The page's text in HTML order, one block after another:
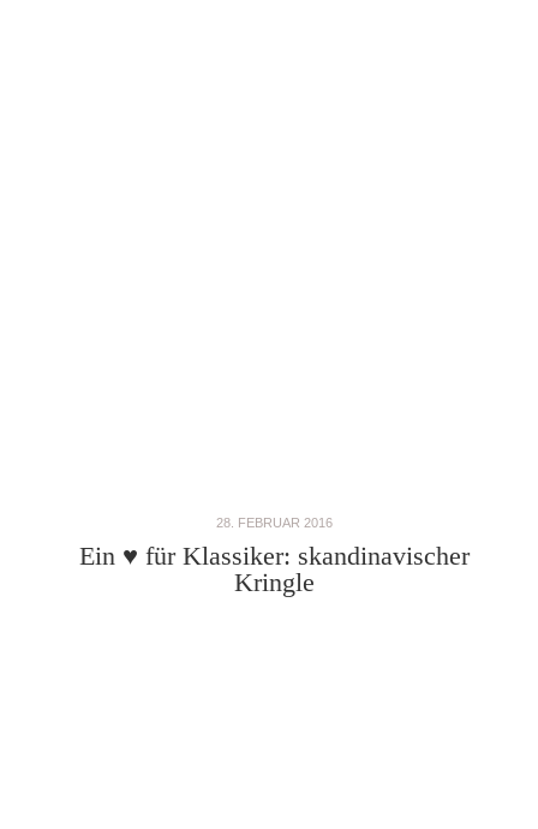
28. FEBRUAR 2016
Ein ♥ für Klassiker: skandinavischer
Kringle